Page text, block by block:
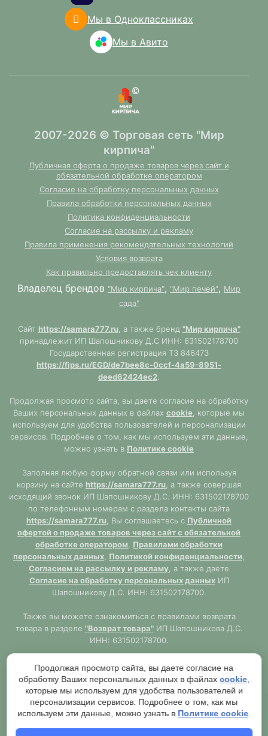
Мы в Одноклассниках
Мы в Авито
2007-2026 © Торговая сеть "Мир
кирпича"
Публичная оферта о продаже товаров через сайт и
обязательной обработке оператором
Согласие на обработку персональных данных
Правила обработки персональных данных
Политика конфиденциальности
Согласие на рассылку и рекламу
Правила применения рекомендательных технологий
Условия возврата
Как правильно предоставлять чек клиенту
Владелец брендов "Мир кирпича", "Мир печей", Мир
сада"
Сайт https://samara777.ru, а также бренд "Мир кирпича"
принадлежит ИП Шапошникову Д.С ИНН: 631502178700
Государственная регистрация ТЗ 846473
https://fips.ru/EGD/de7bee8c-0ccf-4a59-8951-
deed62424ec2.
Продолжая просмотр сайта, вы даете согласие на обработку
Ваших персональных данных в файлах cookie , которые мы
используем для удобства пользователей и персонализации
сервисов. Подробнее о том, как мы используем эти данные,
можно узнать в Политике cookie
Заполняя любую форму обратной связи или используя
корзину на сайте https://samara777.ru , а также совершая
исходящий звонок ИП Шапошникову Д.С. ИНН: 631502178700
по телефонным номерам с раздела контакты сайта
https://samara777.ru , Вы соглашаетесь с Публичной
офертой о продаже товаров через сайт с обязательной
обработке оператором
Правилами обработки
персональных данных Политикой конфиденциальности
Согласием на рассылку и рекламу , а также даете
Согласие на обработку персональных данныхИП
Шапошникову Д.С. ИНН: 631502178700.
Также вы можете ознакомиться с правилами возврата
товара в разделе "Возврат товара"ИП Шапошникова Д.С.
ИНН: 631502178700.
https://samara777.ru
не является публичной офертой,
ВСЯ информация размещена в ознакомительных целях.
Согласно правилам описанным в разделе"Публичная
оферта"публичная оферта используется только при
обязательном оформлении заказа через Оператора сайта
Продолжая просмотр сайта, вы даете согласие на
обработку Ваших персональных данных в файлах cookie
которые мы используем для удобства пользователей и
персонализации сервисов. Подробнее о том, как мы
используем эти данные, можно узнать в Политике cookie